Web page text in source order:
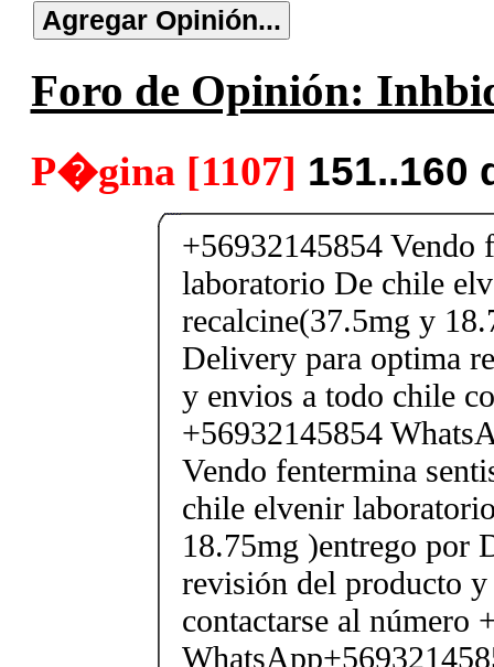
Foro de Opinión:
P�gina [1107] 151..160
+56932145854 Vendo
laboratorio De chile
recalcine(37.5mg y
Delivery para optima
y envios a todo chile
+56932145854
Vendo fentermina
chile elvenir
18.75mg )entrego por
revisión del producto
contactarse al número